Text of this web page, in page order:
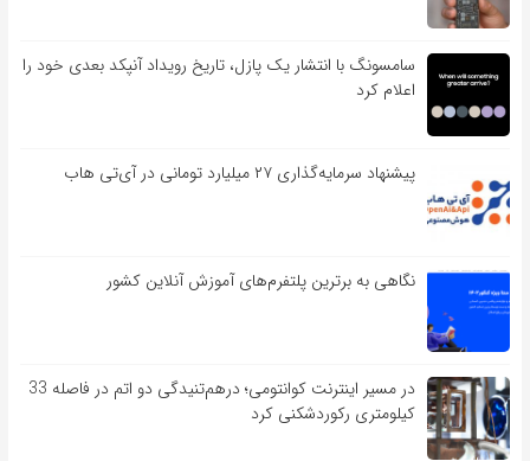
سامسونگ با انتشار یک پازل، تاریخ رویداد آنپکد بعدی خود را
اعلام کرد
پیشنهاد سرمایه‌گذاری ۲۷ میلیارد تومانی در آی‌تی هاب
نگاهی به برترین پلتفرم‌های آموزش آنلاین کشور
در مسیر اینترنت کوانتومی؛ درهم‌تنیدگی دو اتم در فاصله 33
کیلومتری رکوردشکنی کرد